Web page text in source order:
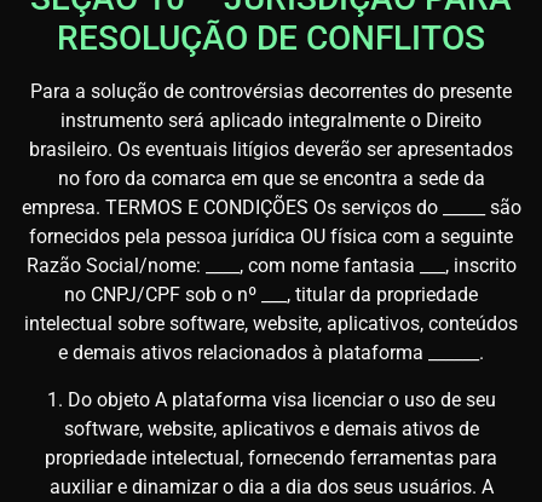
RESOLUÇÃO DE CONFLITOS
Para a solução de controvérsias decorrentes do presente
instrumento será aplicado integralmente o Direito
brasileiro. Os eventuais litígios deverão ser apresentados
no foro da comarca em que se encontra a sede da
empresa. TERMOS E CONDIÇÕES Os serviços do _____ são
fornecidos pela pessoa jurídica OU física com a seguinte
Razão Social/nome: ____, com nome fantasia ___, inscrito
no CNPJ/CPF sob o nº ___, titular da propriedade
intelectual sobre software, website, aplicativos, conteúdos
e demais ativos relacionados à plataforma ______.
1. Do objeto A plataforma visa licenciar o uso de seu
software, website, aplicativos e demais ativos de
propriedade intelectual, fornecendo ferramentas para
auxiliar e dinamizar o dia a dia dos seus usuários. A